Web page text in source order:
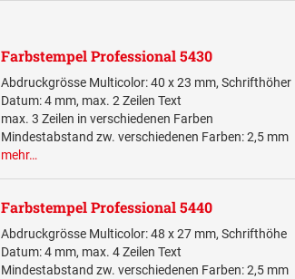
Farbstempel Professional 5430
Abdruckgrösse Multicolor: 40 x 23 mm, Schrifthöher
Datum: 4 mm, max. 2 Zeilen Text
max. 3 Zeilen in verschiedenen Farben
Mindestabstand zw. verschiedenen Farben: 2,5 mm
mehr…
Farbstempel Professional 5440
Abdruckgrösse Multicolor: 48 x 27 mm, Schrifthöhe
Datum: 4 mm, max. 4 Zeilen Text
Mindestabstand zw. verschiedenen Farben: 2,5 mm